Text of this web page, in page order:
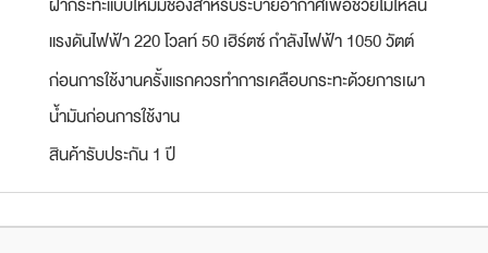
ฝากระทะแบบใหม่มีช่องสำหรับระบายอากาศเพื่อช่วยไม่ให้ล้น
แรงดันไฟฟ้า 220 โวลท์ 50 เฮิร์ตซ์ กำลังไฟฟ้า 1050 วัตต์
ก่อนการใช้งานครั้งแรกควรทำการเคลือบกระทะด้วยการเผา
น้ำมันก่อนการใช้งาน
สินค้ารับประกัน 1 ปี